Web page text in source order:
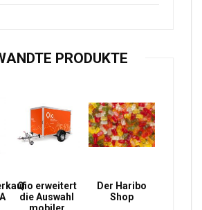
PRODUKTE
Qio erweitert
die Auswahl
Der Haribo
Shop